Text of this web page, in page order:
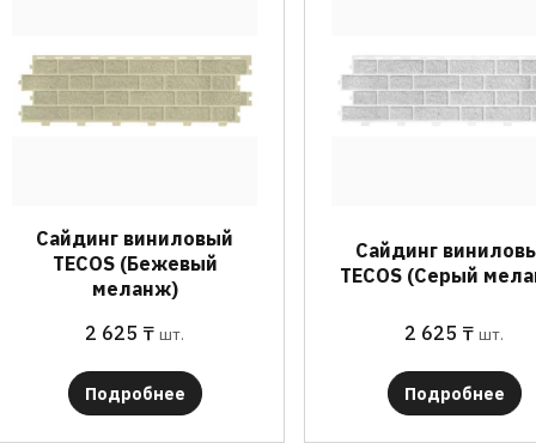
Сайдинг виниловый
TECOS (Бежевый
меланж)
2 625 ₸ шт.
Подробнее
Сайдинг
TECOS (Серый
2 625 ₸ шт.
Подробнее